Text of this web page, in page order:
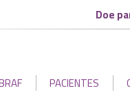
Doe
PACIENTES